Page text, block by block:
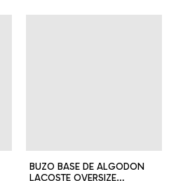
BUZO BASE DE ALGODON
LACOSTE OVERSIZE